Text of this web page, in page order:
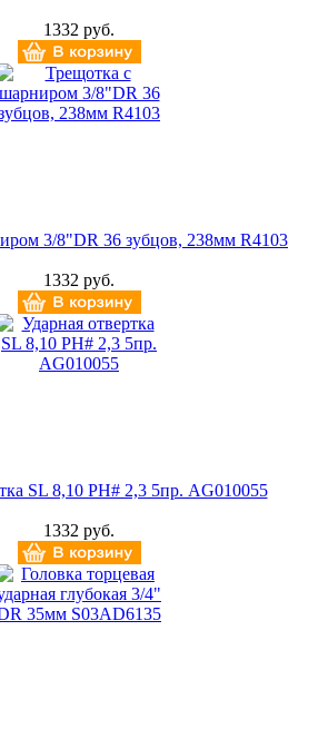
1332 руб.
3/8"DR 36 зубцов, 238мм R4103
1332 руб.
SL 8,10 PH# 2,3 5пр. AG010055
1332 руб.